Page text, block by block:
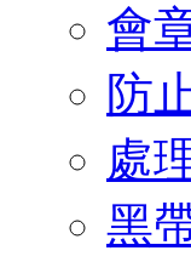
會
防
處
黑